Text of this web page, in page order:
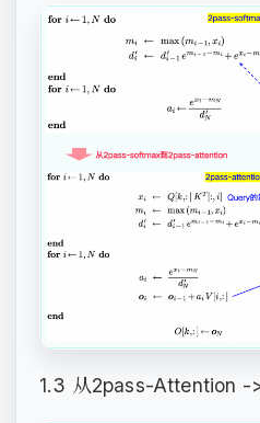
1.3 从2pass-Attention -